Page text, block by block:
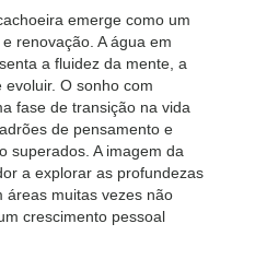
emerge como um
renovação. A água em
a fluidez da mente, a
O sonho com
fase de transição na vida
de pensamento e
superados. A imagem da
a explorar as profundezas
áreas muitas vezes não
crescimento pessoal